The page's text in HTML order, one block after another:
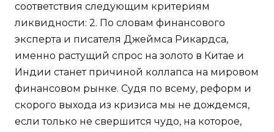
соответствия следующим критериям
ликвидности: 2. По словам финансового
эксперта и писателя Джеймса Рикардса,
именно растущий спрос на золото в Китае и
Индии станет причиной коллапса на мировом
финансовом рынке. Судя по всему, реформ и
скорого выхода из кризиса мы не дождемся,
если только не свершится чудо, на которое,